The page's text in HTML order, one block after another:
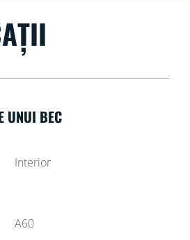
UNUI BEC
Interior
A60